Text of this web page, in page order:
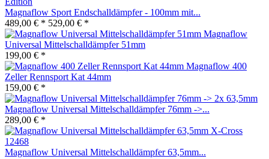
Magnaflow Sport Endschalldämpfer - 100mm mit...
489,00 € * 529,00 € *
Magnaflow
Universal Mittelschalldämpfer 51mm
199,00 € *
Magnaflow 400
Zeller Rennsport Kat 44mm
159,00 € *
Magnaflow Universal Mittelschalldämpfer 76mm ->...
289,00 € *
Magnaflow Universal Mittelschalldämpfer 63,5mm...